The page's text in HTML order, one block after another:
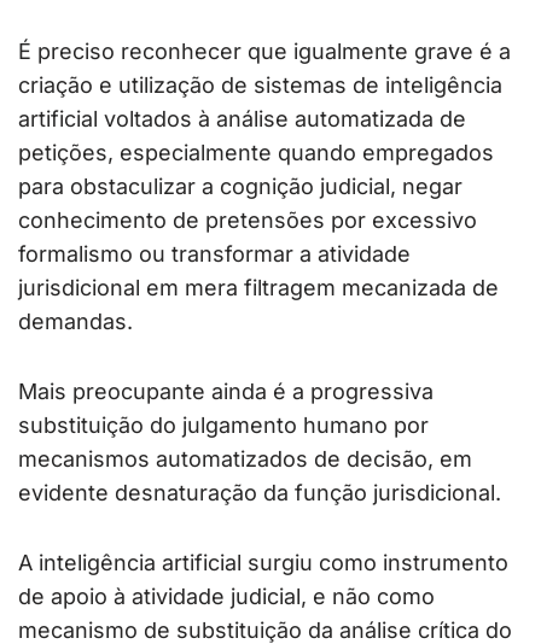
É preciso reconhecer que igualmente grave é a
criação e utilização de sistemas de inteligência
artificial voltados à análise automatizada de
petições, especialmente quando empregados
para obstaculizar a cognição judicial, negar
conhecimento de pretensões por excessivo
formalismo ou transformar a atividade
jurisdicional em mera filtragem mecanizada de
demandas.
Mais preocupante ainda é a progressiva
substituição do julgamento humano por
mecanismos automatizados de decisão, em
evidente desnaturação da função jurisdicional.
A inteligência artificial surgiu como instrumento
de apoio à atividade judicial, e não como
mecanismo de substituição da análise crítica do